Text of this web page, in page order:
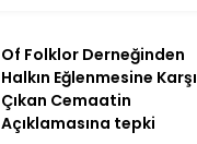
Of Folklor Derneğinden
Halkın Eğlenmesine Karşı
Çıkan Cemaatin
Açıklamasına tepki